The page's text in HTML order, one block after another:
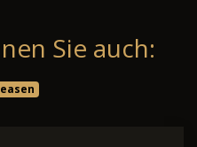
Sie auch: